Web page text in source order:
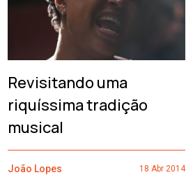
Revisitando uma
riquíssima tradição
musical
João Lopes 18 Abr 2014